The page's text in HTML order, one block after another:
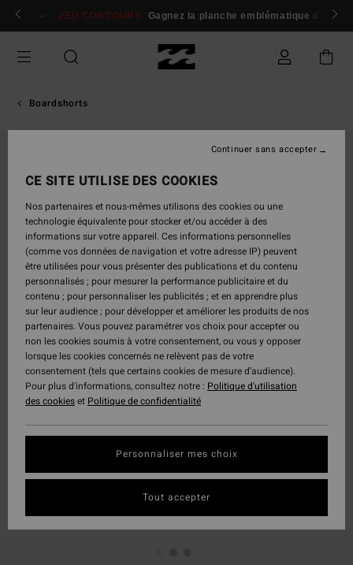
Passer
Se connecter / s'inscrire
JEU CONCOURS Gagnez la planche emblématique d'Andy
Boardshorts
CE SITE UTILISE DES COOKIES
Nos partenaires et nous-mêmes utilisons des cookies ou une
technologie équivalente pour stocker et/ou accéder à des
informations sur votre appareil. Ces informations personnelles
(comme vos données de navigation et votre adresse IP) peuvent
être utilisées pour vous présenter des publications et du contenu
personnalisés ; pour mesurer la performance publicitaire et du
contenu ; pour personnaliser les publicités ; et en apprendre plus
sur leur audience ; pour développer et améliorer les produits de nos
partenaires. Vous pouvez paramétrer vos choix pour accepter ou
non les cookies soumis à votre consentement, ou vous y opposer
lorsque les cookies concernés ne relèvent pas de votre
consentement (tels que certains cookies de mesure d’audience).
Pour plus d'informations, consultez notre : Politique d'utilisation
des cookieset Politique de confidentialité
Personnaliser mes choix
Continuer sans accepter
Tout accepter